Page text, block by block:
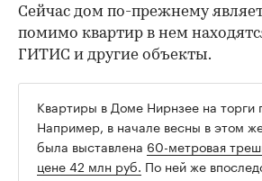
Сейчас дом по-прежнему
помимо квартир в нем
ГИТИС и другие объекты.
Квартиры в Доме Нирнзее на торги
Например, в начале весны в этом
была выставлена 60-метровая
цене 42 млн руб. По ней же